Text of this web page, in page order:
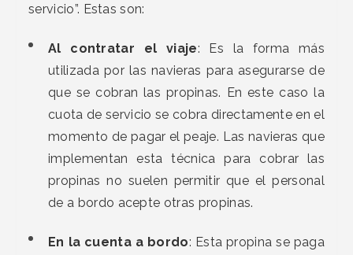
servicio”. Estas son:
Al contratar el viaje: Es la forma más
utilizada por las navieras para asegurarse de
que se cobran las propinas. En este caso la
cuota de servicio se cobra directamente en el
momento de pagar el peaje. Las navieras que
implementan esta técnica para cobrar las
propinas no suelen permitir que el personal
de a bordo acepte otras propinas.
En la cuenta a bordo: Esta propina se paga